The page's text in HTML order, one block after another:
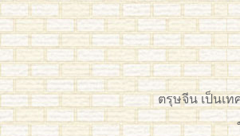
ตรุษจีน เป็นเ